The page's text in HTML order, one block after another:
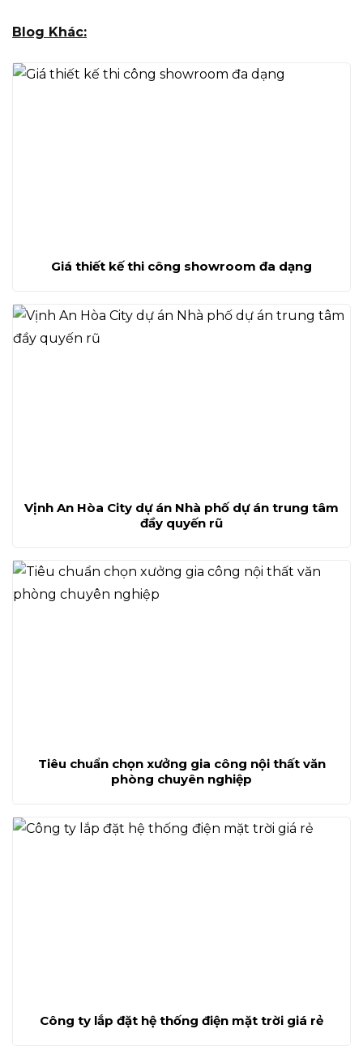
Blog Khác:
Giá thiết kế thi công showroom đa dạng
Vịnh An Hòa City dự án Nhà phố dự án trung tâm
đầy quyến rũ
Tiêu chuẩn chọn xưởng gia công nội thất văn
phòng chuyên nghiệp
Công ty lắp đặt hệ thống điện mặt trời giá rẻ